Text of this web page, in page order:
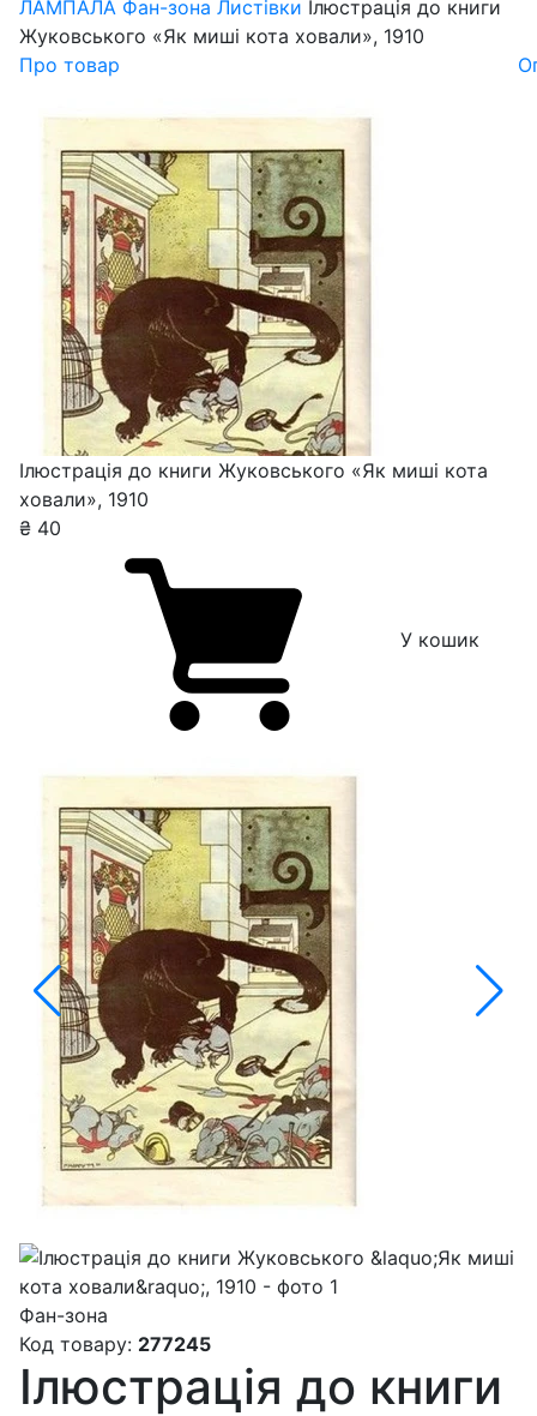
ЛАМПАЛА Фан-зона Листівки Ілюстрація до книги
Жуковського «Як миші кота ховали», 1910
Про товар
Ілюстрація до книги Жуковського «Як миші кота
ховали», 1910
₴ 40
У кошик
Фан-зона
Код товару: 277245
Ілюстрація до книги